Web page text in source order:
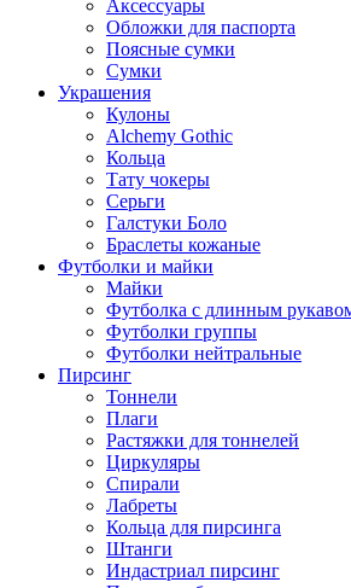
Аксессуары
Обложки для паспорта
Поясные сумки
Сумки
Украшения
Кулоны
Alchemy Gothic
Кольца
Тату чокеры
Серьги
Галстуки Боло
Браслеты кожаные
Футболки и майки
Майки
Футболка с длинным
Футболки группы
Футболки нейтральные
Пирсинг
Тоннели
Плаги
Растяжки для тоннелей
Циркуляры
Спирали
Лабреты
Кольца для пирсинга
Штанги
Индастриал пирсинг